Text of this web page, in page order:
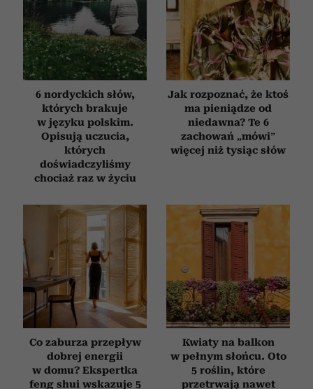
6 nordyckich słów,
których brakuje
w języku polskim.
Opisują uczucia,
których
doświadczyliśmy
chociaż raz w życiu
Jak rozpoznać, że ktoś
ma pieniądze od
niedawna? Te 6
zachowań „mówi”
więcej niż tysiąc słów
Co zaburza przepływ
dobrej energii
w domu? Ekspertka
feng shui wskazuje 5
Kwiaty na balkon
w pełnym słońcu. Oto
5 roślin, które
przetrwają nawet